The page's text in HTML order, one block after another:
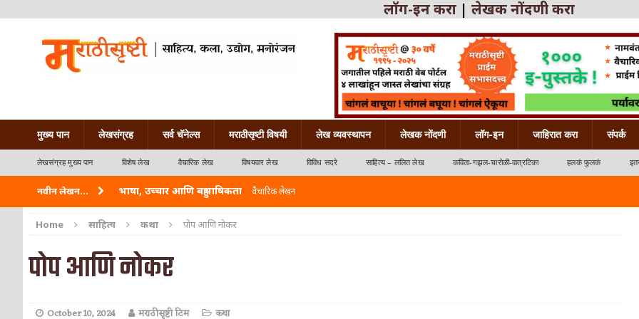
लॉग-इन करा | लेखक नोंदणी करा
मुख्य पान लेखसंग्रह सर्व चॅनेल्स मराठीसृष्टी विषयी लेख व्यवस्थापन लेखक नोंदणी लॉग-इन जाहिरात करा संपर्क
लेखसंग्रह मुख्य पान विशेष लेख वैचारिक लेख विषयवार लेख विविध सदरे साहित्य – ललित लेख कविता-गझल-चारोळी-वात्रटिका हलकं फुलकं
नवीन लेखन... भाषा, उच्चार आणि बहुभाषिकता वैचारिक लेखन
वारी विठ्ठलाची कविता-गझल-चारोळी-वात्रटिका
ताम्र – एक अफलातून धातू (COPPER)
जेव्हा मी आडनांव बदलले
अशी एक कविता लिहू इच्छिते
Home साहित्य कथा पोप आणि नोकर
पोप आणि नोकर
October 10, 2024 मराठीसृष्टी टिम कथा